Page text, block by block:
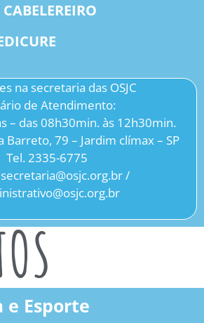
na secretaria das OSJC
de Atendimento:
– das 08h30min. às 12h30min.
Barreto, 79 – Jardim clímax – SP
Tel. 2335-6775
/
e Esporte